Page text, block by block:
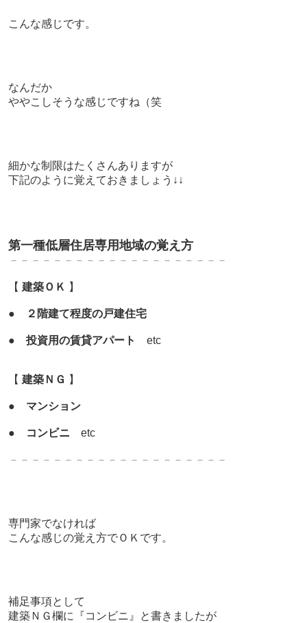
こんな感じです。
なんだか
ややこしそうな感じですね（笑
細かな制限はたくさんありますが
下記のように覚えておきましょう↓↓
第一種低層住居専用地域の覚え方
－－－－－－－－－－－－－－－－－－－－
【 建築ＯＫ 】
● ２階建て程度の戸建住宅
● 投資用の賃貸アパート etc
【 建築ＮＧ 】
● マンション
● コンビニ etc
－－－－－－－－－－－－－－－－－－－－
専門家でなければ
こんな感じの覚え方でＯＫです。
補足事項として
建築ＮＧ欄に『コンビニ』と書きましたが